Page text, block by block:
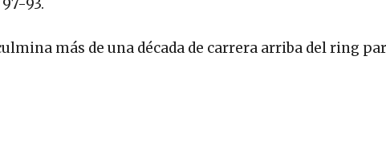
93.
más de una década de carrera arriba del ring